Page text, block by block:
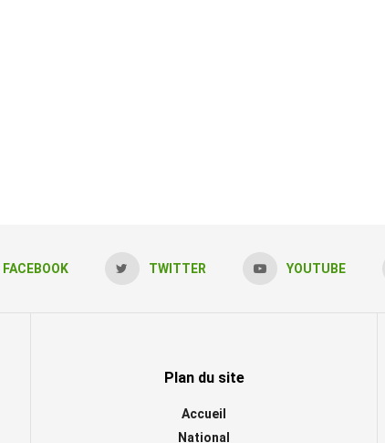
FACEBOOK TWITTER YOUTUBE
Plan du site
Accueil
National